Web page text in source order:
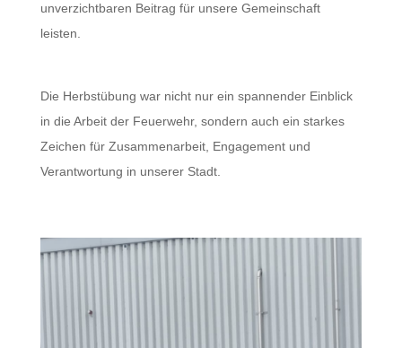
unverzichtbaren Beitrag für unsere Gemeinschaft
leisten.
Die Herbstübung war nicht nur ein spannender Einblick
in die Arbeit der Feuerwehr, sondern auch ein starkes
Zeichen für Zusammenarbeit, Engagement und
Verantwortung in unserer Stadt.